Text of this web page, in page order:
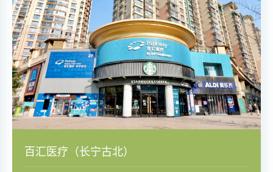
百汇医疗（长宁古北）